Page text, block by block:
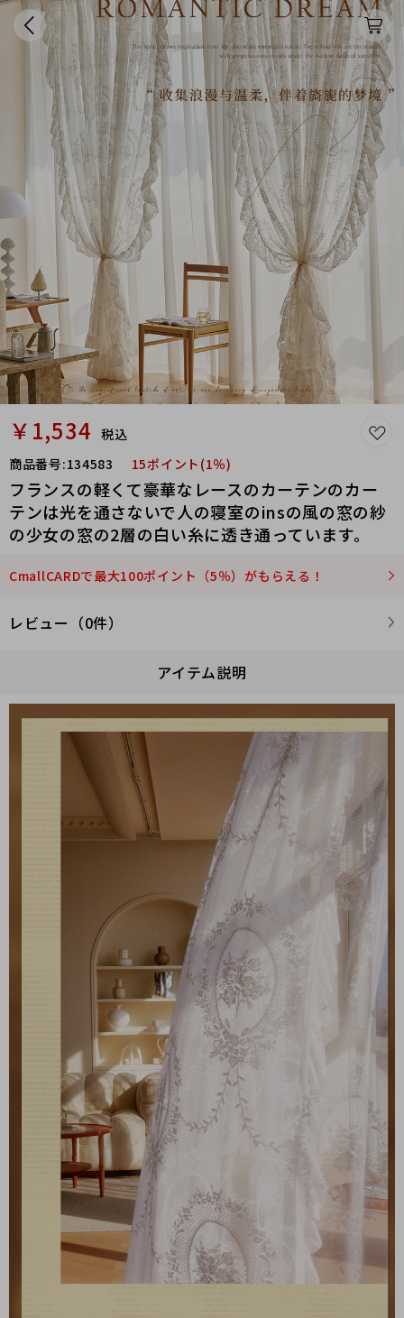
￥1,534 税込
商品番号:134583 15ポイント(1％)
フランスの軽くて豪華なレースのカーテンのカー
テンは光を通さないで人の寝室のinsの風の窓の紗
の少女の窓の2層の白い糸に透き通っています。
CmallCARDで最大100ポイント（5％）がもらえる！
レビュー（0件）
アイテム説明